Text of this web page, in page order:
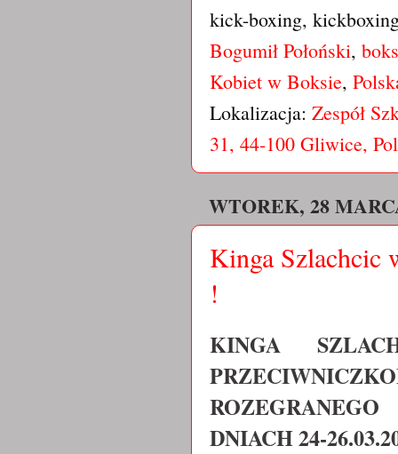
kick-boxing,
Bogumił Połoński,
Kobiet w Boksie,
Lokalizacja: Zespół
31, 44-100 Gliwice,
WTOREK, 28
Kinga Szlachcic
!
KINGA
DNIACH 24-